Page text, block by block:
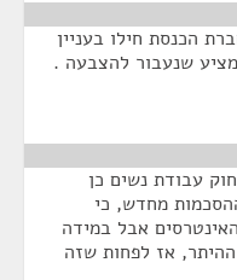
הכנסת חילו בעניין
שנעבור להצבעה .
עבודת נשים כן
מחדש, כי
אבל במידה
אז לפחות שזה